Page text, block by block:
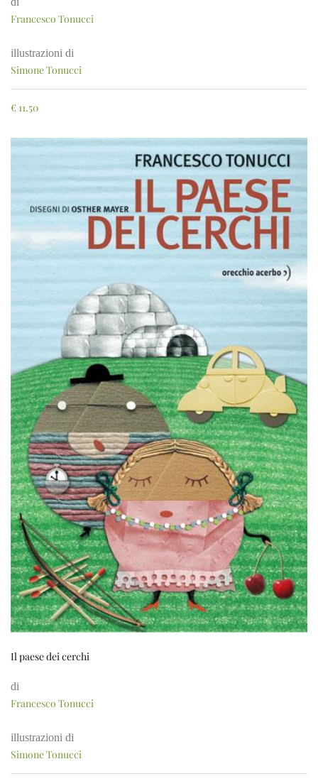
Francesco Tonucci
illustrazioni di
Simone Tonucci
€ 11.50
Il paese dei cerchi
di
Francesco Tonucci
illustrazioni di
Simone Tonucci